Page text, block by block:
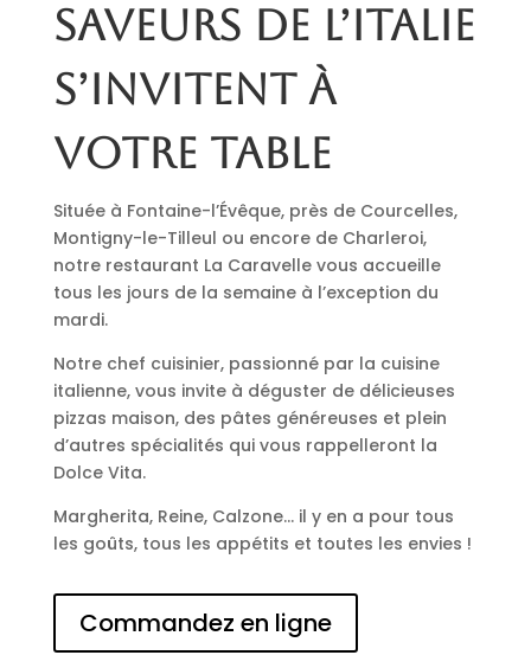
saveurs de l’Italie
s’invitent à
votre table
Située à Fontaine-l’Évêque, près de Courcelles,
Montigny-le-Tilleul ou encore de Charleroi,
notre restaurant La Caravelle vous accueille
tous les jours de la semaine à l’exception du
mardi.
Notre chef cuisinier, passionné par la cuisine
italienne, vous invite à déguster de délicieuses
pizzas maison, des pâtes généreuses et plein
d’autres spécialités qui vous rappelleront la
Dolce Vita.
Margherita, Reine, Calzone… il y en a pour tous
les goûts, tous les appétits et toutes les envies !
Commandez en ligne